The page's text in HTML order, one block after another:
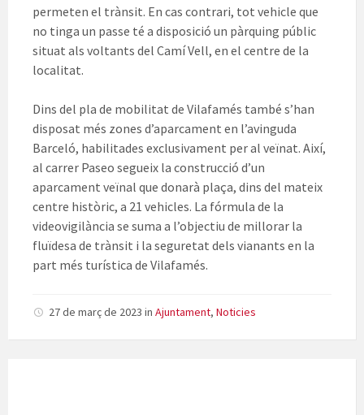
permeten el trànsit. En cas contrari, tot vehicle que
no tinga un passe té a disposició un pàrquing públic
situat als voltants del Camí Vell, en el centre de la
localitat.
Dins del pla de mobilitat de Vilafamés també s’han
disposat més zones d’aparcament en l’avinguda
Barceló, habilitades exclusivament per al veïnat. Així,
al carrer Paseo segueix la construcció d’un
aparcament veïnal que donarà plaça, dins del mateix
centre històric, a 21 vehicles. La fórmula de la
videovigilància se suma a l’objectiu de millorar la
fluïdesa de trànsit i la seguretat dels vianants en la
part més turística de Vilafamés.
27 de març de 2023 in Ajuntament, Noticies